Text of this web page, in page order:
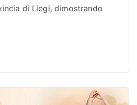
di Liegi, dimostrando